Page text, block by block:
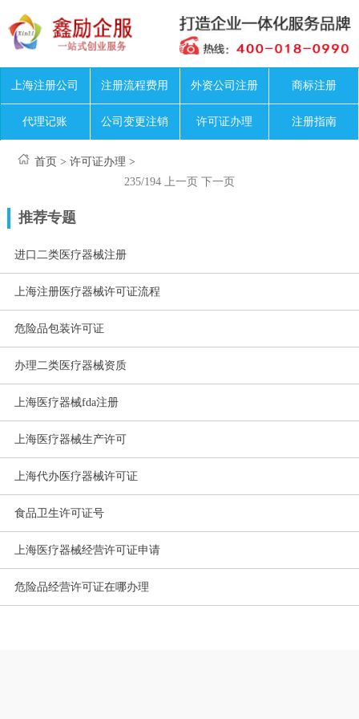
上海注册公司 注册流程费用 外资公司注册 商标注册
代理记账 公司变更注销 许可证办理 注册指南
首页 >许可证办理 >
235/194
上一页 下一页
推荐专题
进口二类医疗器械注册
上海注册医疗器械许可证流程
危险品包装许可证
办理二类医疗器械资质
上海医疗器械fda注册
上海医疗器械生产许可
上海代办医疗器械许可证
食品卫生许可证号
上海医疗器械经营许可证申请
危险品经营许可证在哪办理